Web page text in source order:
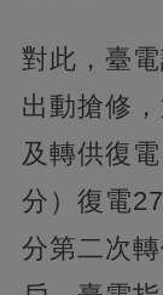
對此，臺
出動搶修
及轉供復
分）復電
分第二次